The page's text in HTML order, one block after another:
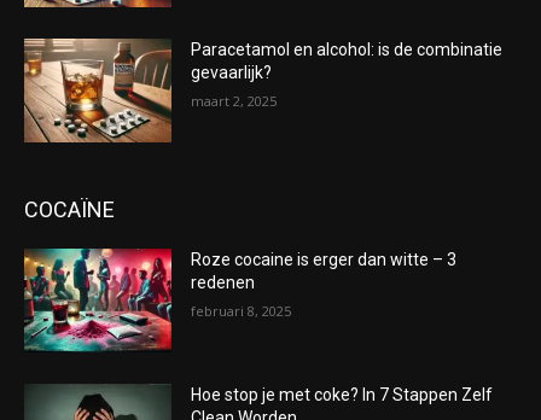
Paracetamol en alcohol: is de combinatie
gevaarlijk?
maart 2, 2025
COCAÏNE
Roze cocaine is erger dan witte – 3
redenen
februari 8, 2025
Hoe stop je met coke? In 7 Stappen Zelf